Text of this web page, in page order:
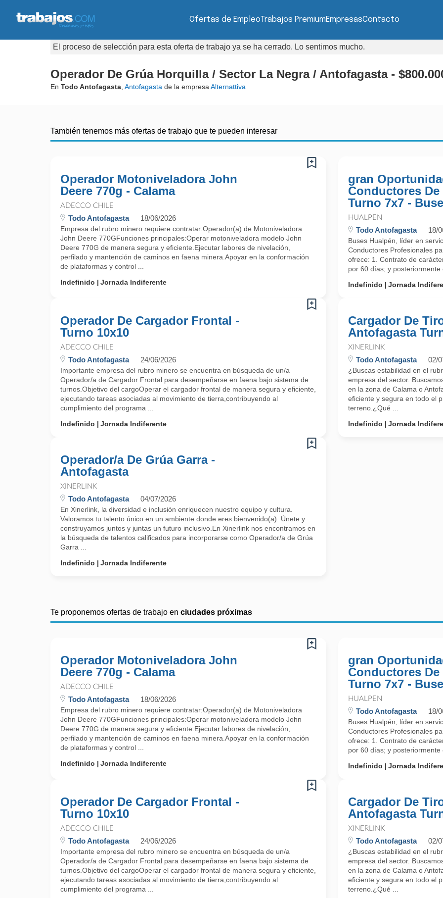
Ofertas de EmpleoTrabajos PremiumEmpresasContacto
El proceso de selección para esta oferta de trabajo ya se ha cerrado. Lo sentimos mucho.
Operador De Grúa Horquilla / Sector La Negra / Antofagasta -
En Todo Antofagasta Antofagasta de la empresa Alternattiva
También tenemos más ofertas de trabajo que te pueden interesar
Operador Motoniveladora John
Deere 770g - Calama
ADECCO CHILE
Todo Antofagasta 18/06/2026
Empresa del rubro minero requiere contratar:Operador(a) de Motoniveladora
John Deere 770GFunciones principales:Operar motoniveladora modelo John
Deere 770G de manera segura y eficiente.Ejecutar labores de nivelación,
perfilado y mantención de caminos en faena minera.Apoyar en la conformación
de plataformas y control ...
Indefinido
Jornada Indiferente
gran
Conductores
Turno 7x7 -
HUALPEN
Todo Antofagasta 18/
Buses Hualpén, líder en
Conductores Profesionales
ofrece: 1. Contrato de
por 60 días; y
Indefinido
Jornada
Operador De Cargador Frontal -
Turno 10x10
ADECCO CHILE
Todo Antofagasta 24/06/2026
Importante empresa del rubro minero se encuentra en búsqueda de un/a
Operador/a de Cargador Frontal para desempeñarse en faena bajo sistema de
turnos.Objetivo del cargoOperar el cargador frontal de manera segura y eficiente,
ejecutando tareas asociadas al movimiento de tierra,contribuyendo al
cumplimiento del programa ...
Indefinido
Jornada Indiferente
Cargador De
Antofagasta
XINERLINK
Todo Antofagasta 02/
¿Buscas estabilidad en el
empresa del sector.
en la zona de Calama o
eficiente y segura en todo el
terreno.¿Qué ...
Indefinido
Jornada
Operador/a De Grúa Garra -
Antofagasta
XINERLINK
Todo Antofagasta 04/07/2026
En Xinerlink, la diversidad e inclusión enriquecen nuestro equipo y cultura.
Valoramos tu talento único en un ambiente donde eres bienvenido(a). Únete y
construyamos juntos y juntas un futuro inclusivo.En Xinerlink nos encontramos en
la búsqueda de talentos calificados para incorporarse como Operador/a de Grúa
Garra ...
Indefinido
Jornada Indiferente
Te proponemos ofertas de trabajo en ciudades próximas
Operador Motoniveladora John
Deere 770g - Calama
ADECCO CHILE
Todo Antofagasta 18/06/2026
Empresa del rubro minero requiere contratar:Operador(a) de Motoniveladora
John Deere 770GFunciones principales:Operar motoniveladora modelo John
Deere 770G de manera segura y eficiente.Ejecutar labores de nivelación,
perfilado y mantención de caminos en faena minera.Apoyar en la conformación
de plataformas y control ...
Indefinido
Jornada Indiferente
gran
Conductores
Turno 7x7 -
HUALPEN
Todo Antofagasta 18/
Buses Hualpén, líder en
Conductores Profesionales
ofrece: 1. Contrato de
por 60 días; y
Indefinido
Jornada
Operador De Cargador Frontal -
Turno 10x10
ADECCO CHILE
Todo Antofagasta 24/06/2026
Importante empresa del rubro minero se encuentra en búsqueda de un/a
Operador/a de Cargador Frontal para desempeñarse en faena bajo sistema de
turnos.Objetivo del cargoOperar el cargador frontal de manera segura y eficiente,
ejecutando tareas asociadas al movimiento de tierra,contribuyendo al
cumplimiento del programa ...
Cargador De
Antofagasta
XINERLINK
Todo Antofagasta 02/
¿Buscas estabilidad en el
empresa del sector.
en la zona de Calama o
eficiente y segura en todo el
terreno.¿Qué ...